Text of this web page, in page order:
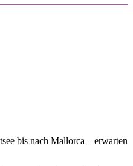
bis nach Mallorca – erwarten